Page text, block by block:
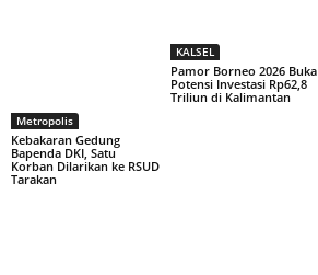
Metropolis
Kebakaran Gedung
Bapenda DKI, Satu
Korban Dilarikan ke RSUD
Tarakan
KALSEL
Pamor Borneo 2026 Buka
Potensi Investasi Rp62,8
Triliun di Kalimantan